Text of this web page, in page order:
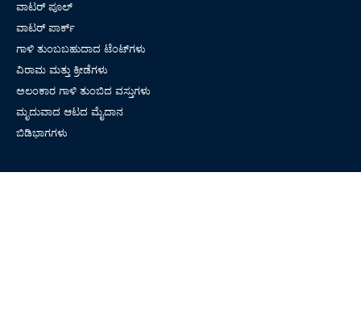
ವಾಟರ್ ಪೂಲ್
ವಾಟರ್ ಪಾರ್ಕ್
ಗಾಳಿ ತುಂಬಬಹುದಾದ ಟೆಂಟ್‌ಗಳು
ವಿರಾಮ ಮತ್ತು ಕ್ರೀಡೆಗಳು
ಅಲಂಕಾರ ಗಾಳಿ ತುಂಬಿದ ವಸ್ತುಗಳು
ಮೃದುವಾದ ಆಟದ ಮೈದಾನ
ಬಿಡಿಭಾಗಗಳು